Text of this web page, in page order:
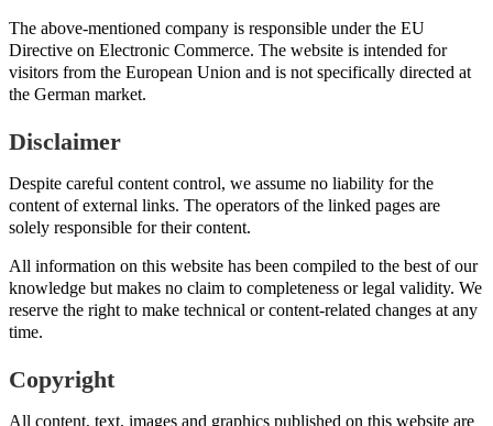
The above-mentioned company is responsible under the EU
Directive on Electronic Commerce. The website is intended for
visitors from the European Union and is not specifically directed at
the German market.
Disclaimer
Despite careful content control, we assume no liability for the
content of external links. The operators of the linked pages are
solely responsible for their content.
All information on this website has been compiled to the best of our
knowledge but makes no claim to completeness or legal validity. We
reserve the right to make technical or content-related changes at any
time.
Copyright
All content, text, images and graphics published on this website are